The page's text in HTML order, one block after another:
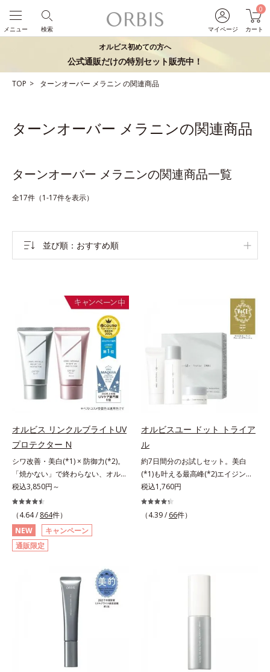
マイページ
0
カート
検索
メニュー
オルビス初めての方へ
公式通販だけの特別セット販売中！
TOP ターンオーバー メラニン の関連商品
ターンオーバー メラニンの関連商品
ターンオーバー メラニンの関連商品一覧
全17件（1-17件を表示）
並び順 おすすめ順
オルビス リンクルブライトUV
プロテクター N
シワ改善・美白(*1) × 防御力(*2)。
「焼かない」で終わらない、オルビ
ス最高峰(*3)日焼け止め。シワ改
善・美白(*1) × 防御力(*2)「焼かな
い」で終わらないオルビス最高峰
(*3)顔用日焼け止めです。ポーラ化
成の独自研究による、紫外線に反応
して強固な膜を形成する技術「瞬間
(*4)」を搭載。紫外線を浴びた膜が
厚く強靭に進化することで、紫外線
が強い環境でも汗やくずれから肌を
守り、美容成分(*5)の浸透を促進
(*6)します。有効成分「ナイアシン
アミド」配合。真皮のコラーゲン産
税込3,850円～
（4.64 / 864件）
NEW
キャンペーン
通販限定
オルビスユー ドット トライア
ル
約7日間分のお試しセット。美白
(*1)も叶える最高峰(*2)エイジング
ケア(*3)。ハリも透明感(*4)も結果
主義。年齢サイン(*5)の因子に着目
した肌科学エイジングケア(*3)シリ
もに現れる年齢サイン(*5)について
み(*6)などが現れている状態である
「透明感のなさ」が現れることで大
人の肌印象に大きな影響を与えてい
ることが分かりました。そこでオル
ビスユー ドットシリーズは美容成
税込1,760円
（4.39 / 66件）